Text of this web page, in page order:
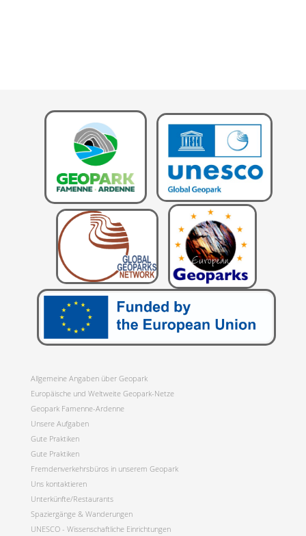
Allgemeine Angaben über Geopark
Europäische und Weltweite Geopark-Netze
Geopark Famenne-Ardenne
Unsere Aufgaben
Gute Praktiken
Gute Praktiken
Fremdenverkehrsbüros in unserem Geopark
Uns kontaktieren
Unterkünfte/Restaurants
Spaziergänge & Wanderungen
UNESCO - Wissenschaftliche Einrichtungen